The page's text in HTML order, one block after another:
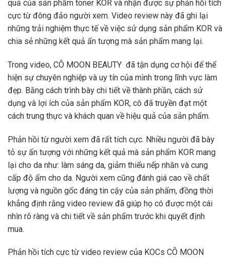
quả của sản phẩm toner KOR và nhận được sự phản hồi tích
cực từ đông đảo người xem. Video review này đã ghi lại
những trải nghiệm thực tế về việc sử dụng sản phẩm KOR và
chia sẻ những kết quả ấn tượng mà sản phẩm mang lại.
Trong video, CÔ MOON BEAUTY đã tận dụng cơ hội để thể
hiện sự chuyên nghiệp và uy tín của mình trong lĩnh vực làm
đẹp. Bằng cách trình bày chi tiết về thành phần, cách sử
dụng và lợi ích của sản phẩm KOR, cô đã truyền đạt một
cách trung thực và khách quan về hiệu quả của sản phẩm.
Phản hồi từ người xem đã rất tích cực. Nhiều người đã bày
tỏ sự ấn tượng với những kết quả mà sản phẩm KOR mang
lại cho da như: làm sáng da, giảm thiểu nếp nhăn và cung
cấp độ ẩm cho da. Người xem cũng đánh giá cao về chất
lượng và nguồn gốc đáng tin cậy của sản phẩm, đồng thời
khẳng định rằng video review đã giúp họ có được một cái
nhìn rõ ràng và chi tiết về sản phẩm trước khi quyết định
mua.
Phản hồi tích cực từ video review của KOCs CÔ MOON